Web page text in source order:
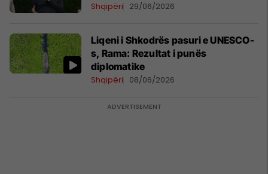
Shqipëri 29/06/2026
Liqeni i Shkodrës pasuri e UNESCO-
s, Rama: Rezultat i punës
diplomatike
Shqipëri 08/06/2026